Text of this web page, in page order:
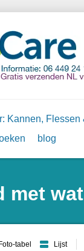
Kannen, Flessen
blog
met
Foto-tabel Lijst